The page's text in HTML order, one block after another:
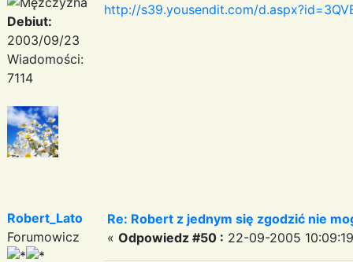
Debiut:
2003/09/23
Wiadomości:
7114
http://s39.yousendit.com/
Robert_Lato
Forumowicz
Re: Robert z jednym się zgodzić nie
« Odpowiedz #50 : 22-09-2005